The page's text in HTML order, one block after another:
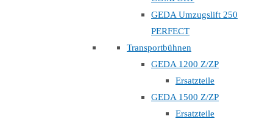
GEDA Umzugslift 250
PERFECT
Transportbühnen
GEDA 1200 Z/ZP
Ersatzteile
GEDA 1500 Z/ZP
Ersatzteile